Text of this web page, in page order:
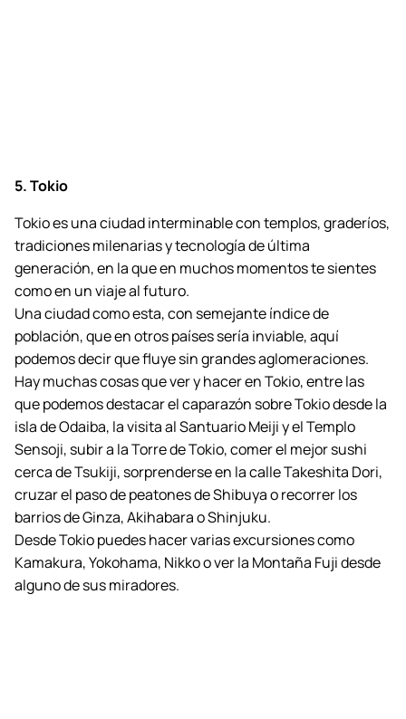
5. Tokio
Tokio es una ciudad interminable con templos, graderíos,
tradiciones milenarias y tecnología de última
generación, en la que en muchos momentos te sientes
como en un viaje al futuro.
Una ciudad como esta, con semejante índice de
población, que en otros países sería inviable, aquí
podemos decir que fluye sin grandes aglomeraciones.
Hay muchas cosas que ver y hacer en Tokio, entre las
que podemos destacar el caparazón sobre Tokio desde la
isla de Odaiba, la visita al Santuario Meiji y el Templo
Sensoji, subir a la Torre de Tokio, comer el mejor sushi
cerca de Tsukiji, sorprenderse en la calle Takeshita Dori,
cruzar el paso de peatones de Shibuya o recorrer los
barrios de Ginza, Akihabara o Shinjuku.
Desde Tokio puedes hacer varias excursiones como
Kamakura, Yokohama, Nikko o ver la Montaña Fuji desde
alguno de sus miradores.